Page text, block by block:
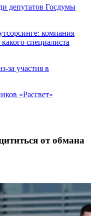
депутатов Госдумы
компания
специалиста
за участия в
«Рассвет»
от обмана